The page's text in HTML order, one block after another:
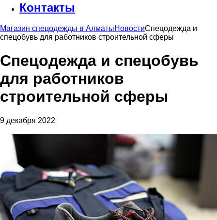
Контакты
Магазин спецодежды в АлматыНовостиСпецодежда и
спецобувь для работников строительной сферы
Спецодежда и спецобувь
для работников
строительной сферы
9 декабря 2022